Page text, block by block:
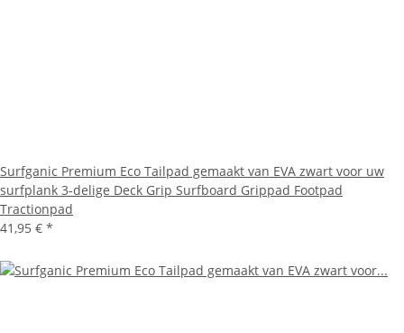
Surfganic Premium Eco Tailpad gemaakt van EVA zwart voor uw
surfplank 3-delige Deck Grip Surfboard Grippad Footpad
Tractionpad
41,95 € *